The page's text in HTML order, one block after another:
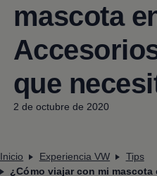
mascota
que
2 de octubre de 2020
Inicio Experiencia VW
Tips
¿Cómo viajar con mi mascota